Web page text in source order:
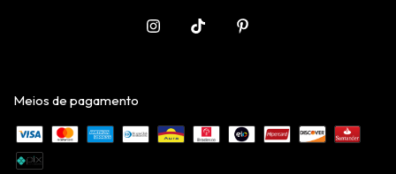
Meios de pagamento